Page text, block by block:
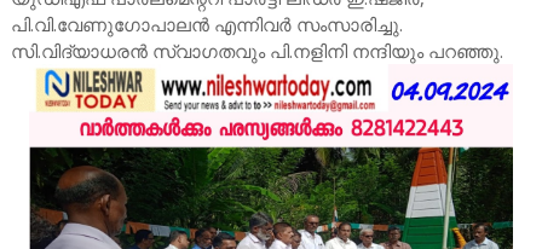
പി.വി.വേണുഗോപാലന്‍ എന്നിവര്‍ സംസാരിച്ചു.
സി.വിദ്യാധരന്‍ സ്വാഗതവും പി.നളിനി നന്ദിയും പറഞ്ഞു.